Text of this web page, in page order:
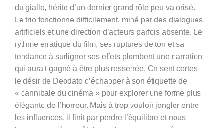
du giallo, hérite d’un dernier grand rôle peu valorisé.
Le trio fonctionne difficilement, miné par des dialogues
artificiels et une direction d’acteurs parfois absente. Le
rythme erratique du film, ses ruptures de ton et sa
tendance à surligner ses effets plombent une narration
qui aurait gagné à être plus resserrée. On sent certes
le désir de Deodato d’échapper à son étiquette de
« cannibale du cinéma » pour explorer une forme plus
élégante de l’horreur. Mais à trop vouloir jongler entre
les influences, il finit par perdre l’équilibre et nous